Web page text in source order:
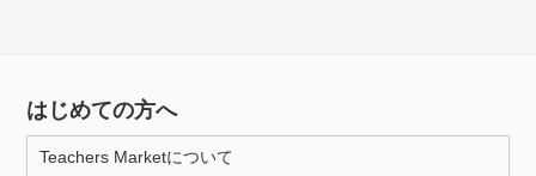
はじめての方へ
Teachers Marketについて